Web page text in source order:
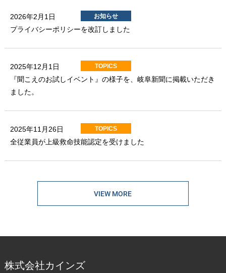
2026年2月1日 お知らせ
プライバシーポリシーを改訂しました
2025年12月1日 TOPICS
『聞こえのお試しイベント』の様子を、岐阜新聞に掲載いただき
ました。
2025年11月26日 TOPICS
全従業員が上級救命技能認定を受けました
VIEW MORE
株式会社カインズ